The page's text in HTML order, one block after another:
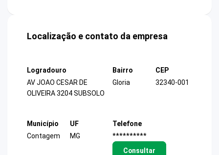
Localização e contato da empresa
Logradouro
AV JOAO CESAR DE
OLIVEIRA 3204 SUBSOLO
Bairro
Gloria
CEP
32340-001
Município
Contagem
UF
MG
Telefone
**********
Consultar